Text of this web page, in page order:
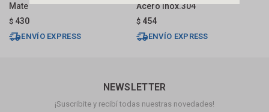
Mate
$ 430
ENVÍO EXPRESS
Acero Inox.304
$ 454
ENVÍO EXPRESS
NEWSLETTER
¡Suscribite y recibí todas nuestras novedades!